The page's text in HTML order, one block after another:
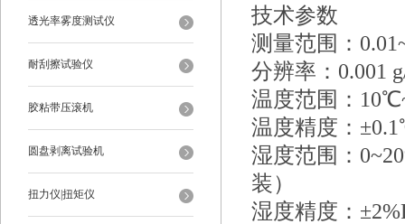
透光率雾度测试仪
耐刮擦试验仪
胶粘带压滚机
圆盘剥离试验机
扭力仪|扭矩仪
技术参数
测量范围：
分辨率：0.001
温度范围：
温度精度：
湿度范围：
装）
湿度精度：